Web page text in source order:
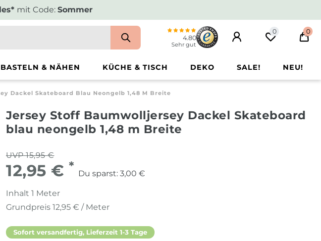
mit Code: Sommer
4.80
Sehr gut
0 0
BASTELN & NÄHEN KÜCHE & TISCH DEKO SALE! NEU!
Dackel Skateboard Blau Neongelb 1,48 M Breite
Jersey Stoff Baumwolljersey Dackel Skateboard
blau neongelb 1,48 m Breite
UVP 15,95 €
12,95 € *
Du sparst: 3,00 €
Inhalt 1 Meter
Grundpreis 12,95 € / Meter
Sofort versandfertig, Lieferzeit 1-3 Tage